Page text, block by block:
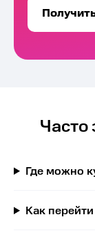
Где можно
Как